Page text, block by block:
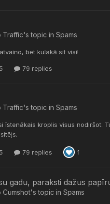
Traffic's topic in Spams
bet kulakā sit visi!
79 replies
Traffic's topic in Spams
īstenākais kroplis visus nodiršot.
79 replies 1
gadu, paraksti dažus
Cumshot's topic in Spams